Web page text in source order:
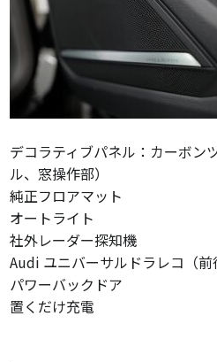
デコラティブパネル：カーボン
ル、窓操作部）
純正フロアマット
オートライト
社外レーダー探知機
Audi ユニバーサルドラレコ（前
パワーバックドア
置くだけ充電